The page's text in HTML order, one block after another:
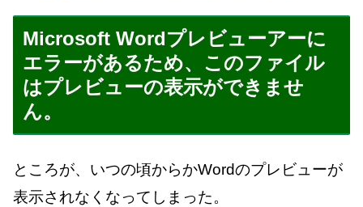
Microsoft Wordプレビューアーに
エラーがあるため、このファイル
はプレビューの表示ができませ
ん。
ところが、いつの頃からかWordのプレビューが
表示されなくなってしまった。